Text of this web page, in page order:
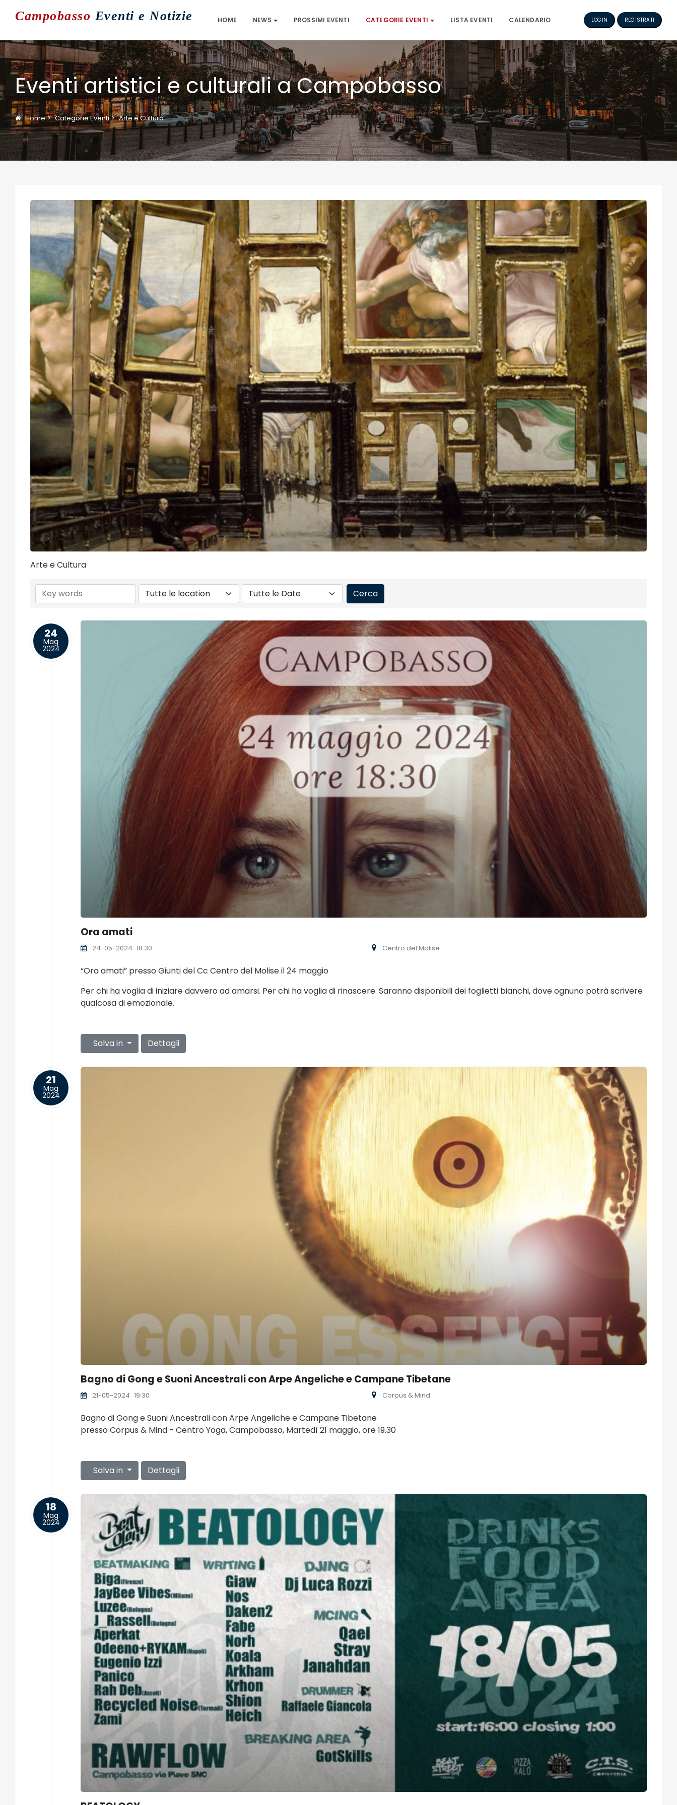
Campobasso Eventi e Notizie HOME NEWS PROSSIMI EVENTI CATEGORIE EVENTI LISTA EVENTI CALENDARIO LOGIN REGISTRATI
Eventi artistici e culturali a Campobasso
Home Categorie Eventi Arte e Cultura
Arte e Cultura
24
Mag
2024
Ora amati
24-05-2024 18:30 Centro del Molise
“Ora amati” presso Giunti del Cc Centro del Molise il 24 maggio
Per chi ha voglia di iniziare davvero ad amarsi. Per chi ha voglia di rinascere. Saranno disponibili dei foglietti bianchi, dove ognuno potrà scrivere
qualcosa di emozionale.
Salva in Dettagli
21
Mag
2024
Bagno di Gong e Suoni Ancestrali con Arpe Angeliche e Campane Tibetane
21-05-2024 19:30 Corpus & Mind
Bagno di Gong e Suoni Ancestrali con Arpe Angeliche e Campane Tibetane
presso Corpus & Mind - Centro Yoga, Campobasso, Martedì 21 maggio, ore 19.30
Salva in Dettagli
18
Mag
2024